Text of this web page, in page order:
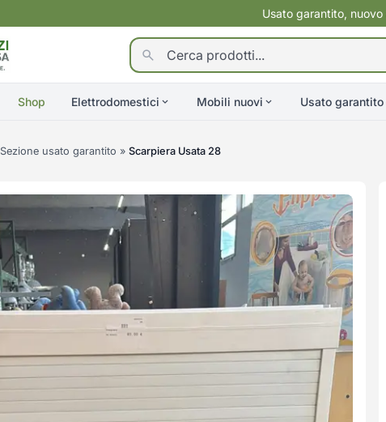
Usato garantito,
Shop Elettrodomestici Mobili nuovi Usato garantito
Sezione usato garantito » Scarpiera Usata 28